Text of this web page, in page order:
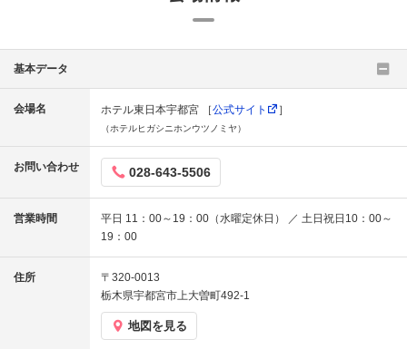
基本データ
会場名 ホテル東日本宇都宮 ［公式サイト ］
（ホテルヒガシニホンウツノミヤ）
お問い合わせ 028-643-5506
営業時間
平日 11：00～19：00（水曜定休日） ／ 土日祝日10：00～
19：00
住所
〒320-0013
栃木県宇都宮市上大曽町492-1
地図を見る